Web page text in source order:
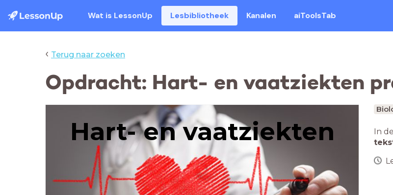
Wat is LessonUp Lesbibliotheek Kanalen aiToolsTab
‹ Terug naar zoeken
Opdracht: Hart- en vaatziekten
Hart- en vaatziekten In